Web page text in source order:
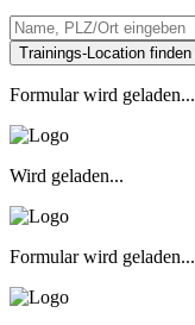
Trainings-Location finden
Formular wird geladen...
Wird geladen...
Formular wird geladen...